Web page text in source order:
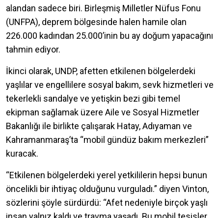
alandan sadece biri. Birleşmiş Milletler Nüfus Fonu
(UNFPA), deprem bölgesinde halen hamile olan
226.000 kadından 25.000’inin bu ay doğum yapacağını
tahmin ediyor.
İkinci olarak, UNDP, afetten etkilenen bölgelerdeki
yaşlılar ve engellilere sosyal bakım, sevk hizmetleri ve
tekerlekli sandalye ve yetişkin bezi gibi temel
ekipman sağlamak üzere Aile ve Sosyal Hizmetler
Bakanlığı ile birlikte çalışarak Hatay, Adıyaman ve
Kahramanmaraş’ta “mobil gündüz bakım merkezleri”
kuracak.
“Etkilenen bölgelerdeki yerel yetkililerin hepsi bunun
öncelikli bir ihtiyaç olduğunu vurguladı.” diyen Vinton,
sözlerini şöyle sürdürdü: “Afet nedeniyle birçok yaşlı